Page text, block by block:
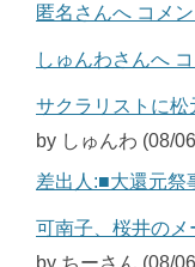
匿名さんへ コメ
しゅんわさんへ
サクラリストに
by しゅんわ (08/
差出人:■大還元祭
可南子、桜井の